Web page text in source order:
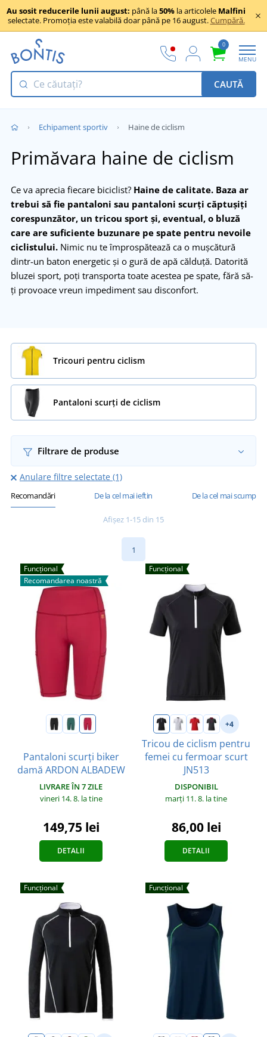
Au sosit reducerile lunii august: până la50% la articolele Malfini
selectate. Promoția este valabilă doar până pe 16 august.Cumpără.
0
MENU
CAUTĂ
Echipament sportiv Haine de ciclism
Primăvara haine de ciclism
Ce va aprecia fiecare biciclist? Haine de calitate. Baza ar
trebui să fie pantaloni sau pantaloni scurți căptușiți
corespunzător, un tricou sport și, eventual, o bluză
care are suficiente buzunare pe spate pentru nevoile
ciclistului. Nimic nu te împrospătează ca o mușcătură
dintr-un baton energetic și o gură de apă călduță. Datorită
bluzei sport, poți transporta toate acestea pe spate, fără să-
ți provoace vreun impediment sau disconfort.
Tricouri pentru ciclism
Pantaloni scurți de ciclism
Filtrare de produse
Anulare filtre selectate (1)
Recomandări De la cel mai ieftin De la cel mai scump
Afișez 1-15 din 15
1
Funcțional
Recomandarea noastră
Pantaloni scurți biker
damă ARDON ALBADEW
LIVRARE ÎN 7 ZILE
vineri 14. 8. la tine
149,75 lei
DETALII
Funcțional
+4
Tricou de ciclism pentru
femei cu fermoar scurt
JN513
DISPONIBIL
marți 11. 8. la tine
86,00 lei
DETALII
Funcțional Funcțional